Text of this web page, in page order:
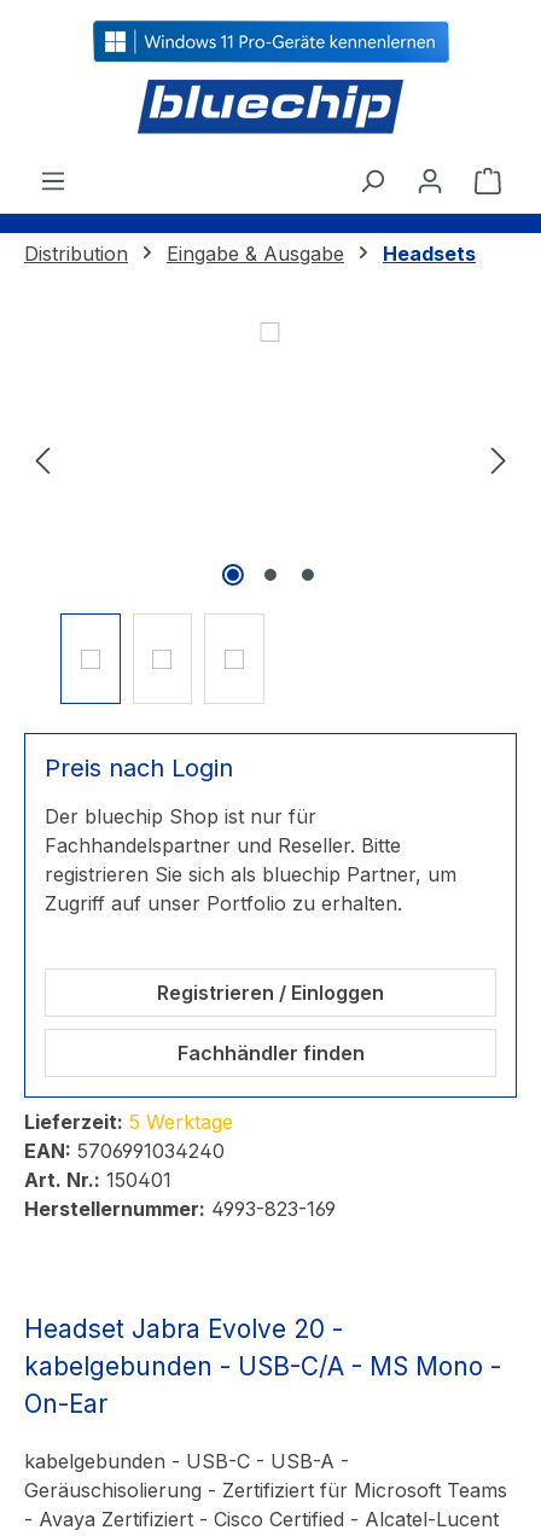
springen
Distribution Eingabe & Ausgabe Headsets
Bildergalerie überspringen
Preis nach Login
Der bluechip Shop ist nur für
Fachhandelspartner und Reseller. Bitte
registrieren Sie sich als bluechip Partner, um
Zugriff auf unser Portfolio zu erhalten.
Registrieren / Einloggen
Fachhändler finden
Lieferzeit: 5 Werktage
EAN: 5706991034240
Art. Nr.: 150401
Herstellernummer: 4993-823-169
Headset Jabra Evolve 20 -
kabelgebunden - USB-C/A - MS Mono -
On-Ear
kabelgebunden - USB-C - USB-A -
Geräuschisolierung - Zertifiziert für Microsoft Teams
- Avaya Zertifiziert - Cisco Certified - Alcatel-Lucent